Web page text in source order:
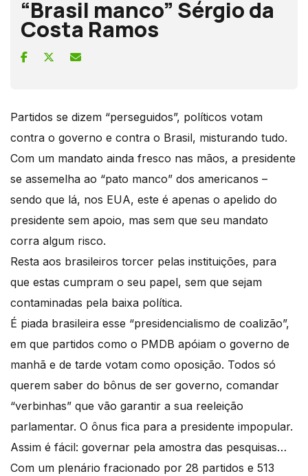
“Brasil manco” Sérgio da
Costa Ramos
Partidos se dizem “perseguidos”, políticos votam
contra o governo e contra o Brasil, misturando tudo.
Com um mandato ainda fresco nas mãos, a presidente
se assemelha ao “pato manco” dos americanos –
sendo que lá, nos EUA, este é apenas o apelido do
presidente sem apoio, mas sem que seu mandato
corra algum risco.
Resta aos brasileiros torcer pelas instituições, para
que estas cumpram o seu papel, sem que sejam
contaminadas pela baixa política.
É piada brasileira esse “presidencialismo de coalizão”,
em que partidos como o PMDB apóiam o governo de
manhã e de tarde votam como oposição. Todos só
querem saber do bônus de ser governo, comandar
“verbinhas” que vão garantir a sua reeleição
parlamentar. O ônus fica para a presidente impopular.
Assim é fácil: governar pela amostra das pesquisas…
Com um plenário fracionado por 28 partidos e 513